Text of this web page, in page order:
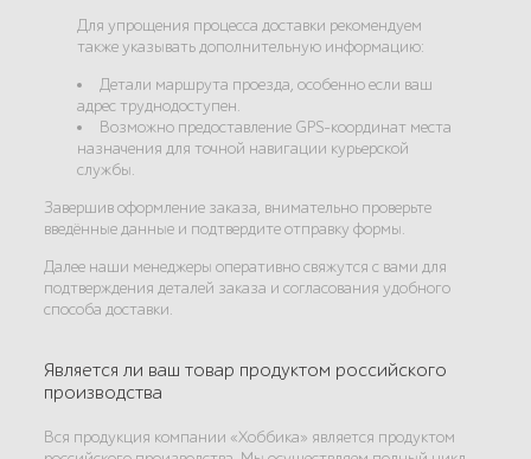
Для упрощения процесса доставки рекомендуем
также указывать дополнительную информацию:
Детали маршрута проезда, особенно если ваш
адрес труднодоступен.
Возможно предоставление GPS-координат места
назначения для точной навигации курьерской
службы.
Завершив оформление заказа, внимательно проверьте
введённые данные и подтвердите отправку формы.
Далее наши менеджеры оперативно свяжутся с вами для
подтверждения деталей заказа и согласования удобного
способа доставки.
Является ли ваш товар продуктом российского
производства
Вся продукция компании «Хоббика» является продуктом